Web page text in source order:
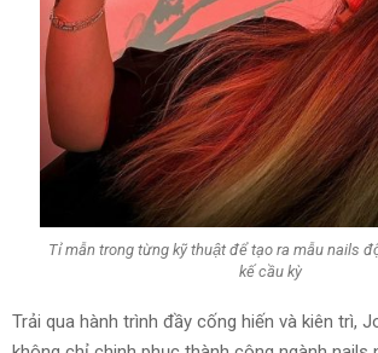
Tỉ mẫn trong từng kỹ thuật để tạo ra mẫu nails
kế cầu kỳ
Trải qua hành trình đầy cống hiến và kiên trì,